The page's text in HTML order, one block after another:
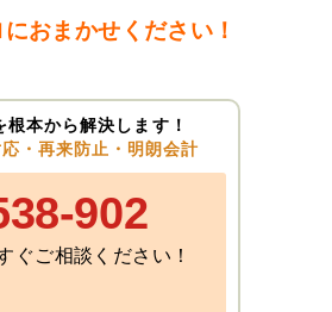
おまかせください！
本から解決します！
・再来防止・明朗会計
902
ぐご相談ください！